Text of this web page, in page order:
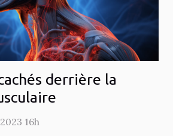
derrière la
16h